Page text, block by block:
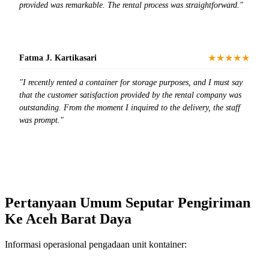
provided was remarkable. The rental process was straightforward."
Fatma J. Kartikasari ★★★★★
"I recently rented a container for storage purposes, and I must say
that the customer satisfaction provided by the rental company was
outstanding. From the moment I inquired to the delivery, the staff
was prompt."
Pertanyaan Umum Seputar Pengiriman
Ke Aceh Barat Daya
Informasi operasional pengadaan unit kontainer: